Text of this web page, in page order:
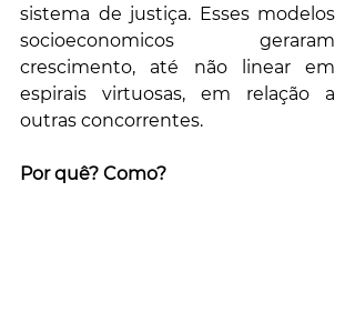
sistema de justiça. Esses modelos
socioeconomicos geraram
crescimento, até não linear em
espirais virtuosas, em relação a
outras concorrentes.
Por quê? Como?